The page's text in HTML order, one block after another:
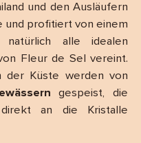
und den Ausläufern
und profitiert von einem
natürlich alle idealen
Fleur de Sel vereint.
der Küste werden von
gespeist, die
an die Kristalle